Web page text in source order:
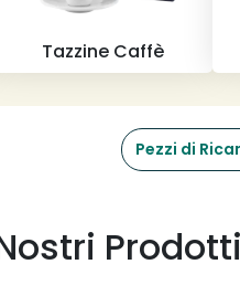
Tazzine Caffè
Pezzi di